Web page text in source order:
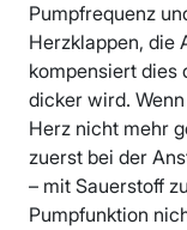
Pumpfrequenz
Herzklappen, die
kompensiert dies
dicker wird.
Herz nicht mehr
zuerst bei der
– mit Sauerstoff
Pumpfunktion